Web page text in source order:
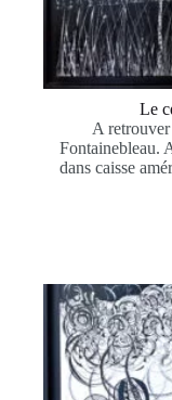
Le
A
Fontainebleau.
dans caisse